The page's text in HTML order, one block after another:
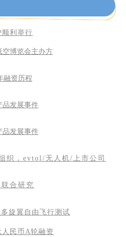
顺利举行
空博览会主办方
融资历程
品发展事件
品发展事件
织，evtol/无人机/上市公司
合研究
旋翼自由飞行测试
民币A轮融资